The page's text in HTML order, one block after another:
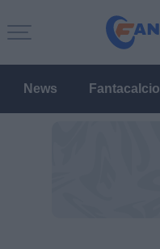
News Fantacalcio